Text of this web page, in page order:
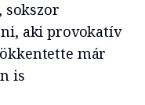
sokszor
aki provokatív
már
is